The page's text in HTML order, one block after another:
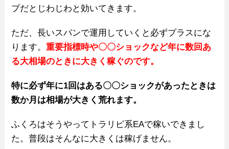
プだとじわじわと効いてきます。
ただ、長いスパンで運用していくと必ずプラスにな
ります。重要指標時や〇〇ショックなど年に数回あ
る大相場のときに大きく稼ぐのです。
特に必ず年に1回はある〇〇ショックがあったときは
数か月は相場が大きく荒れます。
ふくろはそうやってトラリピ系EAで稼いできまし
た。普段はそんなに大きくは稼げません。